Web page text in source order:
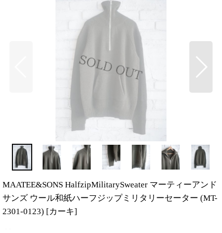
MAATEE&SONS HalfzipMilitarySweater マーティーアンド
サンズ ウール和紙ハーフジップミリタリーセーター (MT-
2301-0123) [カーキ]